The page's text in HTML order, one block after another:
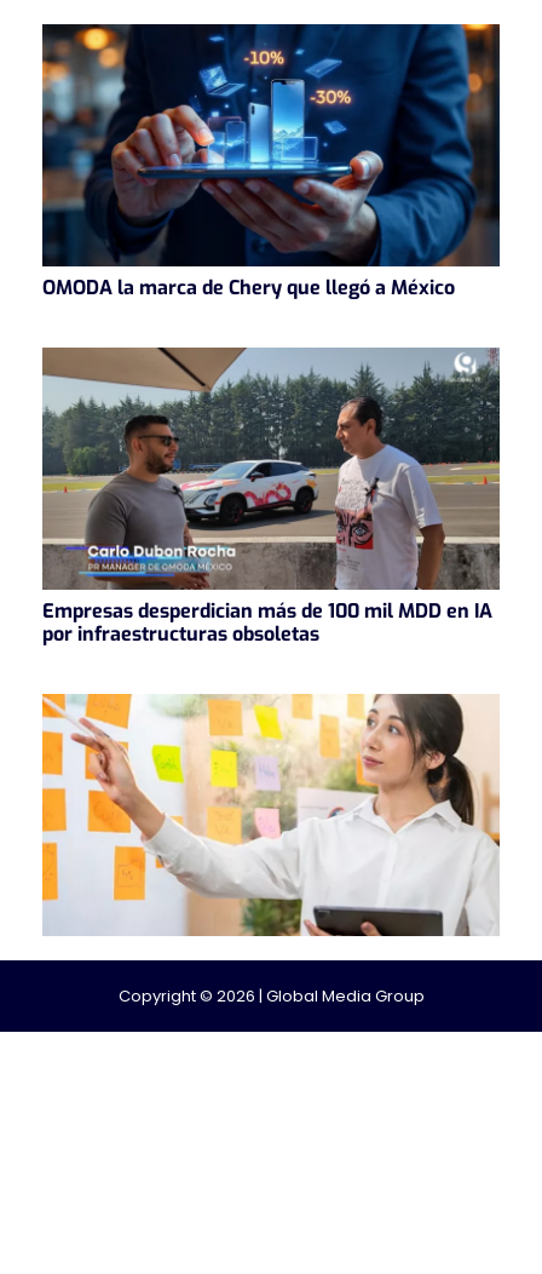
OMODA la marca de Chery que llegó a México
Empresas desperdician más de 100 mil MDD en IA
por infraestructuras obsoletas